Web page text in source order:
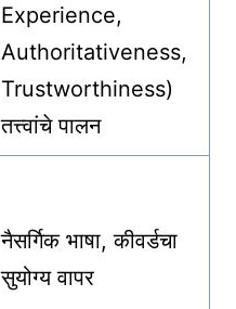
Experience,
Authoritativeness,
Trustworthiness)
तत्त्वांचे पालन
नैसर्गिक भाषा, कीवर्डचा
सुयोग्य वापर